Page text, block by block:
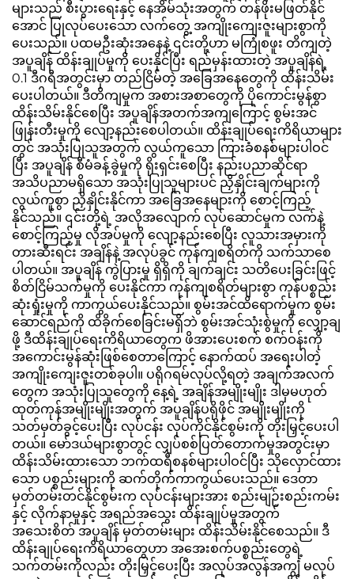
များသည် စီးပွားရေးနှင့် နေအိမ်သုံးအတွက် တန်ဖိုးမဖြတ်နိုင်
အောင် ပြုလုပ်ပေးသော လက်တွေ့ အကျိုးကျေးဇူးများစွာကို
ပေးသည်။ ပထမဦးဆုံးအနေနဲ့ ၎င်းတို့ဟာ မကြုံစဖူး တိကျတဲ့
အပူချိန် ထိန်းချုပ်မှုကို ပေးနိုင်ပြီး ရည်မှန်းထားတဲ့ အပူချိန်ရဲ့
0.1 ဒီဂရီအတွင်းမှာ တည်ငြိမ်တဲ့ အခြေအနေတွေကို ထိန်းသိမ်း
ပေးပါတယ်။ ဒီတိကျမှုက အစားအစာတွေကို ပိုကောင်းမွန်စွာ
ထိန်းသိမ်းနိုင်စေပြီး အပူချိန်အတက်အကျကြောင့် စွမ်းအင်
ဖြုန်းတီးမှုကို လျော့နည်းစေပါတယ်။ ထိန်းချုပ်ရေးကိရိယာများ
တွင် အသုံးပြုသူအတွက် လွယ်ကူသော ကြားခံစနစ်များပါဝင်
ပြီး အပူချိန် စီမံခန့်ခွဲမှုကို ရိုးရှင်းစေပြီး နည်းပညာဆိုင်ရာ
အသိပညာမရှိသော အသုံးပြုသူများပင် ညှိနှိုင်းချက်များကို
လွယ်ကူစွာ ညှိနှိုင်းနိုင်ကာ အခြေအနေများကို စောင့်ကြည့်
နိုင်သည်။ ၎င်းတို့ရဲ့ အလိုအလျောက် လုပ်ဆောင်မှုက လက်နဲ့
စောင့်ကြည့်မှု လိုအပ်မှုကို လျော့နည်းစေပြီး လူသားအမှားကို
တားဆီးရင်း အချိန်နဲ့ အလုပ်ခွင် ကုန်ကျစရိတ်ကို သက်သာစေ
ပါတယ်။ အပူချိန် ကွဲပြားမှု ရှိရှိကို ချက်ချင်း သတိပေးခြင်းဖြင့်
စိတ်ငြိမ်သက်မှုကို ပေးနိုင်ကာ ကုန်ကျစရိတ်များစွာ ကုန်ပစ္စည်း
ဆုံးရှုံးမှုကို ကာကွယ်ပေးနိုင်သည်။ စွမ်းအင်ထိရောက်မှုက စွမ်း
ဆောင်ရည်ကို ထိခိုက်စေခြင်းမရှိဘဲ စွမ်းအင်သုံးစွဲမှုကို လျှော့ချ
ဖို့ ဒီထိန်းချုပ်ရေးကိရိယာတွေက ဖိအားပေးစက် စက်ဝန်းကို
အကောင်းမွန်ဆုံးဖြစ်စေတာကြောင့် နောက်ထပ် အရေးပါတဲ့
အကျိုးကျေးဇူးတစ်ခုပါ။ ပရိုဂရမ်လုပ်လို့ရတဲ့ အချက်အလက်
တွေက အသုံးပြုသူတွေကို နေ့ရဲ့ အချိန်အမျိုးမျိုး ဒါမှမဟုတ်
ထုတ်ကုန်အမျိုးမျိုးအတွက် အပူချိန်ပရိုဖိုင် အမျိုးမျိုးကို
သတ်မှတ်ခွင့်ပေးပြီး လုပ်ငန်း လုပ်ကိုင်နိုင်စွမ်းကို တိုးမြှင့်ပေးပါ
တယ်။ မော်ဒယ်များစွာတွင် လျှပ်စစ်ပြတ်တောက်မှုအတွင်းမှာ
ထိန်းသိမ်းထားသော ဘက်ထရီစနစ်များပါဝင်ပြီး သိုလှောင်ထား
သော ပစ္စည်းများကို ဆက်တိုက်ကာကွယ်ပေးသည်။ ဒေတာ
မှတ်တမ်းတင်နိုင်စွမ်းက လုပ်ငန်းများအား စည်းမျဉ်းစည်းကမ်း
နှင့် လိုက်နာမှုနှင့် အရည်အသွေး ထိန်းချုပ်မှုအတွက်
အသေးစိတ် အပူချိန် မှတ်တမ်းများ ထိန်းသိမ်းနိုင်စေသည်။ ဒီ
ထိန်းချုပ်ရေးကိရိယာတွေဟာ အအေးစက်ပစ္စည်းတွေရဲ့
သက်တမ်းကိုလည်း တိုးမြှင့်ပေးပြီး အလုပ်အလွန်အကျွံ မလုပ်